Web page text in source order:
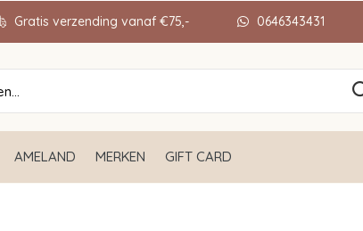
AMELAND MERKEN GIFT CARD
Gratis verzending vanaf €75,- 0646343431